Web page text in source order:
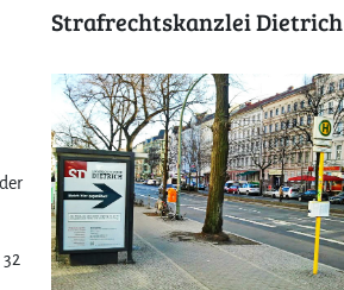
Strafrechtskanzlei Dietrich